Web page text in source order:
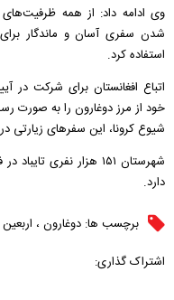
وی ادامه داد: از همه
شدن سفری آسان و ماندگار برای
استفاده کرد.
اتباع افغانستان برای شرکت در
شیوع کرونا، این سفر‌های زیارتی در سال‌های ۱۳۹۹ و
دارد.
برچسب ها: دوغارون ، اربعین
اشتراک گذاری: